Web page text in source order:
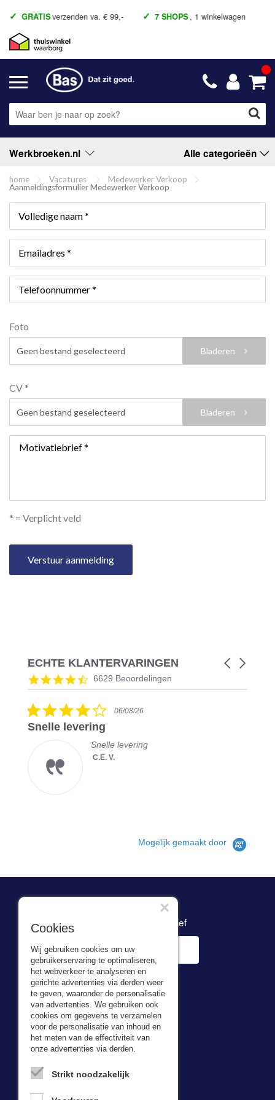
GRATISverzenden va. € 99,- 7 SHOPS , 1 winkelwagen
Werkbroeken.nl Alle categorieën
home Vacatures
Medewerker Verkoop
Aanmeldingsformulier Medewerker Verkoop
Volledige naam *
Emailadres *
Telefoonnummer *
Foto
Geen bestand geselecteerd Bladeren
CV *
Geen bestand geselecteerd Bladeren
Motivatiebrief *
* = Verplicht veld
Verstuur aanmelding
ECHTE KLANTERVARINGEN
Reviews
carousel
Carousel
4.5
star
6629 Beoordelingen
4.006/08/26
Snelle levering
Snelle levering
C.E. V.
Mogelijk gemaakt door
Inschrijven nieuwsbrief
Adresgegevens
Kerkweg 5,
Cookies
Wij gebruiken cookies om uw
gebruikerservaring te optimaliseren,
het webverkeer te analyseren en
gerichte advertenties via derden weer
te geven, waaronder de personalisatie
van advertenties. We gebruiken ook
cookies om gegevens te verzamelen
voor de personalisatie van inhoud en
het meten van de effectiviteit van
onze advertenties via derden.
Strikt noodzakelijk
×